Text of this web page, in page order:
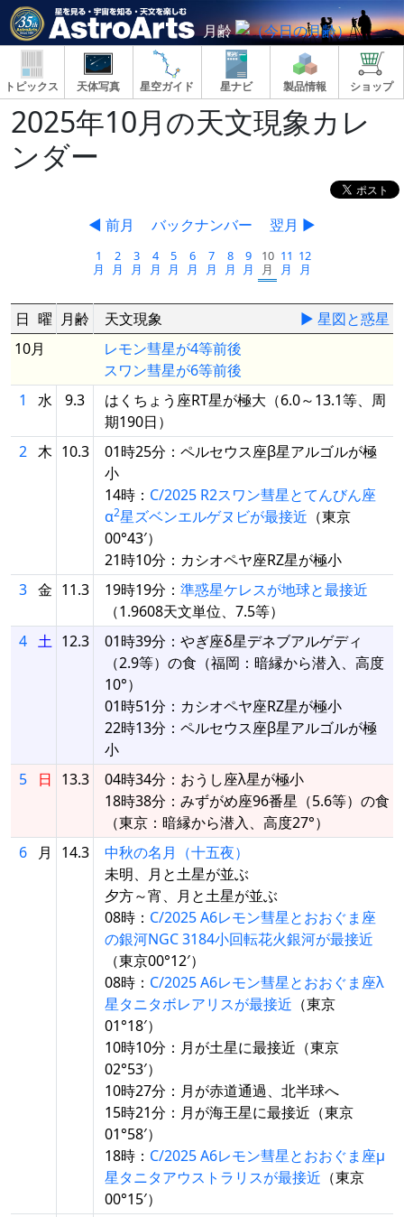
月齢
トピックス 天体写真 星空ガイド 星ナビ 製品情報 ショップ
2025年10月の天文現象カレ
ンダー
◀ 前月 バックナンバー 翌月 ▶
1
月
2
月
3
月
4
月
5
月
6
月
7
月
8
月
9
月
10
月
11
月
12
月
日 曜 月齢 天文現象
▶ 星図と惑星
10月
レモン彗星が4等前後
スワン彗星が6等前後
1
水 9.3
はくちょう座RT星が極大（6.0～13.1等、周
期190日）
2 木 10.3
01時25分：ペルセウス座β星アルゴルが極
小
14時： C/2025 R2スワン彗星とてんびん座
α2星ズベンエルゲヌビが最接近 （東京
00°43′）
21時10分：カシオペヤ座RZ星が極小
3 金 11.3 19時19分： 準惑星ケレスが地球と最接近
（1.9608天文単位、7.5等）
4 土 12.3
01時39分：やぎ座δ星デネブアルゲディ
（2.9等）の食（福岡：暗縁から潜入、高度
10°）
01時51分：カシオペヤ座RZ星が極小
22時13分：ペルセウス座β星アルゴルが極
小
5
日 13.3
04時34分：おうし座λ星が極小
18時38分：みずがめ座96番星（5.6等）の食
（東京：暗縁から潜入、高度27°）
6
月 14.3
中秋の名月（十五夜）
未明、月と土星が並ぶ
夕方～宵、月と土星が並ぶ
08時： C/2025 A6レモン彗星とおおぐま座
の銀河NGC 3184小回転花火銀河が最接近
（東京00°12′）
08時： C/2025 A6レモン彗星とおおぐま座λ
星タニタボレアリスが最接近 （東京
01°18′）
10時10分：月が土星に最接近（東京
02°53′）
10時27分：月が赤道通過、北半球へ
15時21分：月が海王星に最接近（東京
01°58′）
18時： C/2025 A6レモン彗星とおおぐま座μ
星タニタアウストラリスが最接近 （東京
00°15′）